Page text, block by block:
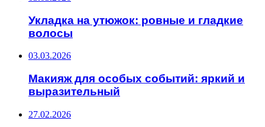
Укладка на утюжок: ровные и гладкие
волосы
03.03.2026
Макияж для особых событий: яркий и
выразительный
27.02.2026